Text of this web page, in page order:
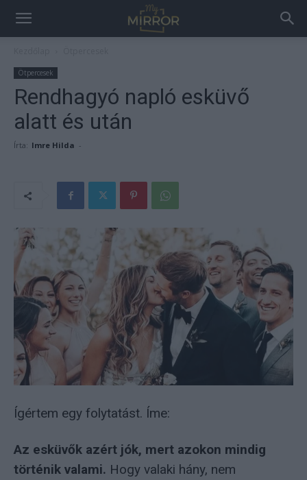
Ötpercesek
Rendhagyó napló esküvő
alatt és után
Írta: Imre Hilda -
Ígértem egy folytatást. Íme:
Az esküvők azért jók, mert azokon mindig
történik valami. Hogy valaki hány, nem